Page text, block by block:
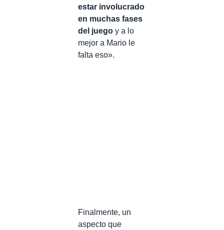
estar involucrado
en muchas fases
del juego y a lo
mejor a Mario le
falta eso».
Finalmente, un
aspecto que